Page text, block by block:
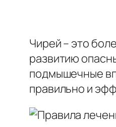
Чирей – это
развитию
подмышечные
правильно и